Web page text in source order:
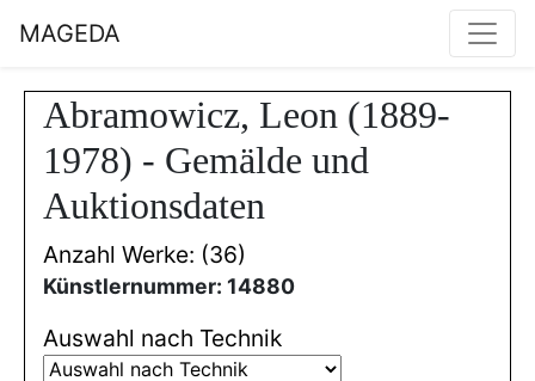
MAGEDA
Abramowicz, Leon (1889-
1978) - Gemälde und
Auktionsdaten
Anzahl Werke: (36)
Künstlernummer: 14880
Auswahl nach Technik